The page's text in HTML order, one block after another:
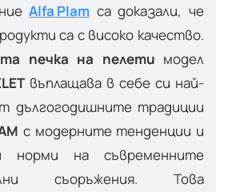
Alfa Plam са доказали, че
са с високо качество.
печка на пелети модел
въплащава в себе си най-
дългогодишните традиции
с модерните тенденции и
норми на съвременните
съоръжения. Това